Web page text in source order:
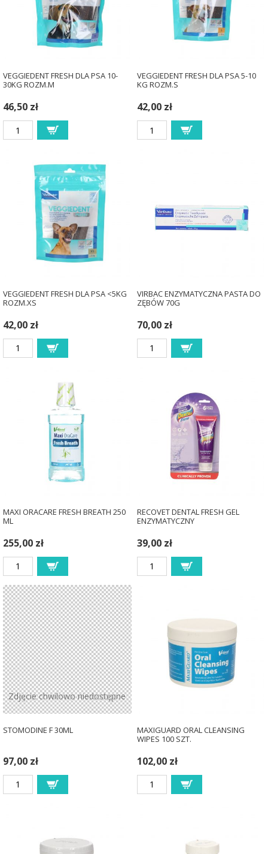
VEGGIEDENT FRESH DLA PSA 10-
30KG ROZM.M
46,50 zł
VEGGIEDENT FRESH DLA PSA 5-10
KG ROZM.S
42,00 zł
VEGGIEDENT FRESH DLA PSA <5KG
ROZM.XS
42,00 zł
VIRBAC ENZYMATYCZNA PASTA DO
ZĘBÓW 70G
70,00 zł
MAXI ORACARE FRESH BREATH 250
ML
255,00 zł
RECOVET DENTAL FRESH GEL
ENZYMATYCZNY
39,00 zł
Zdjęcie chwilowo niedostępne
STOMODINE F 30ML
97,00 zł
MAXIGUARD ORAL CLEANSING
WIPES 100 SZT.
102,00 zł